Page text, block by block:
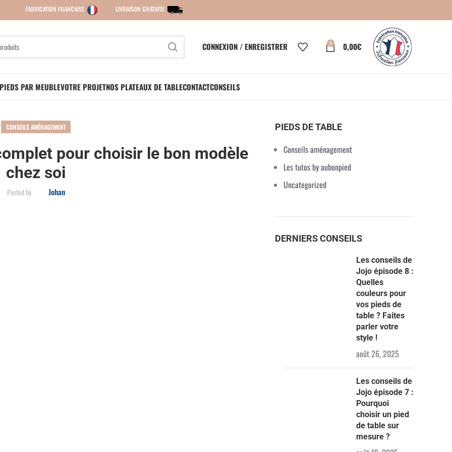
FABRICATION FRANCAISE LIVRAISON GRATUITE
CONNEXION / ENREGISTRER 0 0,00€
PAR MEUBLEVOTRE PROJETNOS PLATEAUX DE TABLECONTACTCONSEILS
CONSEILS AMÉNAGEMENT
pour choisir le bon modèle
chez soi
Posted by Johan
PIEDS DE TABLE
Conseils aménagement
Les tutos by aubonpied
Uncategorized
DERNIERS CONSEILS
Les conseils de
Jojo épisode 8 :
Quelles
couleurs pour
vos pieds de
table ? Faites
parler votre
style !
août 26, 2025
Les conseils de
Jojo épisode 7 :
Pourquoi
choisir un pied
de table sur
mesure ?